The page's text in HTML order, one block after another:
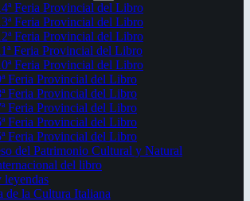
Feria Provincial del Libro
Feria Provincial del Libro
Feria Provincial del Libro
Feria Provincial del Libro
Feria Provincial del Libro
Feria Provincial del Libro
Feria Provincial del Libro
Feria Provincial del Libro
Feria Provincial del Libro
Feria Provincial del Libro
del Patrimonio Cultural y Natural
del libro
de la Cultura Italiana